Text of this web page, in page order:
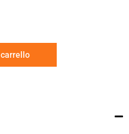
a creare un look per
40% poliestere,